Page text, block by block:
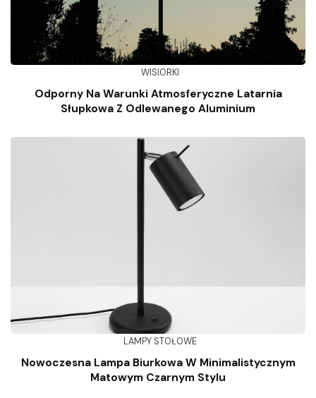
WISIORKI
Odporny Na Warunki Atmosferyczne Latarnia
Słupkowa Z Odlewanego Aluminium
LAMPY STOŁOWE
Nowoczesna Lampa Biurkowa W Minimalistycznym
Matowym Czarnym Stylu